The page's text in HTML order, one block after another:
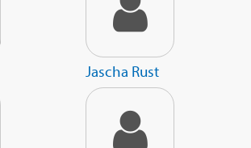
Jascha Rust